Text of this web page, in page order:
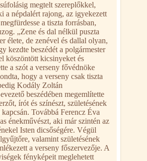
megtelt szereplőkkel,
a népdalért rajong, az igyekezett
a tiszta forrásban,
„Zene és dal nélkül puszta
élete, de zenével és dallal olyan,
kezdte beszédét a polgármester
köszöntött kicsinyeket és
a szót a verseny fővédnöke
hogy a verseny csak tiszta
Kodály Zoltán
beszédében megemlítette
írót és színészt, születésének
Továbbá Ferencz Éva
énekművészt, aki már szintén az
Isten dicsőségére. Végül
valamint születésének
a verseny főszervezője. A
fényképeit meglehetett